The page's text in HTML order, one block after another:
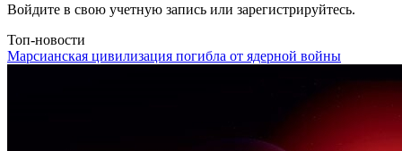
Войдите в свою учетную запись или зарегистрируйтесь.
Топ-новости
Марсианская цивилизация погибла от ядерной войны